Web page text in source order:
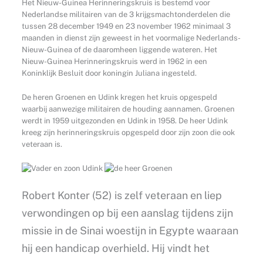
Het Nieuw-Guinea Herinneringskruis is bestemd voor
Nederlandse militairen van de 3 krijgsmachtonderdelen die
tussen 28 december 1949 en 23 november 1962 minimaal 3
maanden in dienst zijn geweest in het voormalige Nederlands-
Nieuw-Guinea of de daaromheen liggende wateren. Het
Nieuw-Guinea Herinneringskruis werd in 1962 in een
Koninklijk Besluit door koningin Juliana ingesteld.
De heren Groenen en Udink kregen het kruis opgespeld
waarbij aanwezige militairen de houding aannamen. Groenen
werdt in 1959 uitgezonden en Udink in 1958. De heer Udink
kreeg zijn herinneringskruis opgespeld door zijn zoon die ook
veteraan is.
Robert Konter (52) is zelf veteraan en liep
verwondingen op bij een aanslag tijdens zijn
missie in de Sinai woestijn in Egypte waaraan
hij een handicap overhield. Hij vindt het